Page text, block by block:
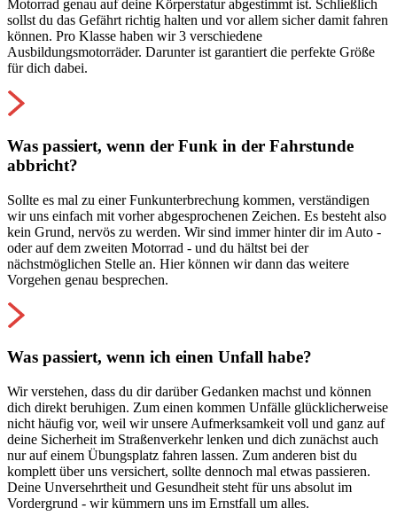
Motorrad genau auf deine Körperstatur abgestimmt ist. Schließlich
sollst du das Gefährt richtig halten und vor allem sicher damit fahren
können. Pro Klasse haben wir 3 verschiedene
Ausbildungsmotorräder. Darunter ist garantiert die perfekte Größe
für dich dabei.
Was passiert, wenn der Funk in der Fahrstunde
abbricht?
Sollte es mal zu einer Funkunterbrechung kommen, verständigen
wir uns einfach mit vorher abgesprochenen Zeichen. Es besteht also
kein Grund, nervös zu werden. Wir sind immer hinter dir im Auto -
oder auf dem zweiten Motorrad - und du hältst bei der
nächstmöglichen Stelle an. Hier können wir dann das weitere
Vorgehen genau besprechen.
Was passiert, wenn ich einen Unfall habe?
Wir verstehen, dass du dir darüber Gedanken machst und können
dich direkt beruhigen. Zum einen kommen Unfälle glücklicherweise
nicht häufig vor, weil wir unsere Aufmerksamkeit voll und ganz auf
deine Sicherheit im Straßenverkehr lenken und dich zunächst auch
nur auf einem Übungsplatz fahren lassen. Zum anderen bist du
komplett über uns versichert, sollte dennoch mal etwas passieren.
Deine Unversehrtheit und Gesundheit steht für uns absolut im
Vordergrund - wir kümmern uns im Ernstfall um alles.